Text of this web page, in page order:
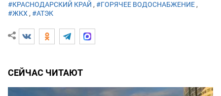
#КРАСНОДАРСКИЙ КРАЙ , #ГОРЯЧЕЕ ВОДОСНАБЖЕНИЕ ,
#ЖКХ , #АТЭК
СЕЙЧАС ЧИТАЮТ